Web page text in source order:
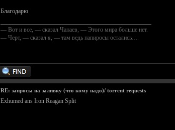
Благодарю
— Вот и все, — сказал Чапаев, — Этого мира больше нет.
— Черт, — сказал я, — там ведь папиросы остались…
RE: запросы на заливку (что кому надо)/ torrent requests
Exhumed ans Iron Reagan Split